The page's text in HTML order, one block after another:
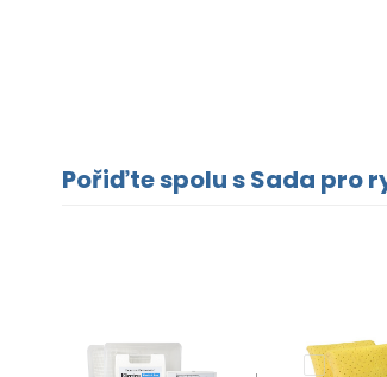
Pořiďte spolu s Sada pro